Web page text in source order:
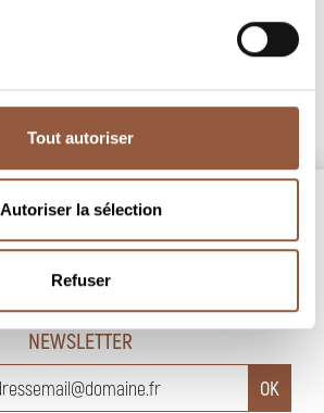
Tout autoriser
Autoriser la sélection
Refuser
NEWSLETTER